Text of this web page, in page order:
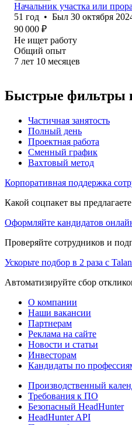
Начальник участка или
51 год • Был 30 октября
90 000 ₽
Не ищет работу
Общий опыт
7 лет 10 месяцев
Быстрые фильтры
Частичная занятость
Полный день
Проектная работа
Сменный график
Вахтовый метод
Корпоративная поддержка
Какой соцпакет вы
Оформляйте кандидатов
Проверяйте сотрудников и
Ускорьте подбор в 2 раза с
Автоматизируйте сбор
О компании
Наши вакансии
Партнерам
Реклама на сайте
Новости и статьи
Инвесторам
Кандидаты по
Производственный
Требования к ПО
Безопасный HeadHunter
HeadHunter API